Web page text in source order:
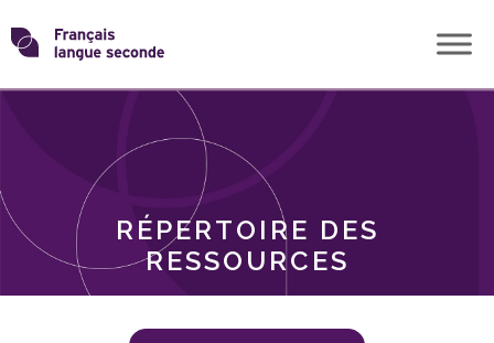
Skip
toTransformons
langue
RÉPERTOIRE DES
RESSOURCES
THÈMES